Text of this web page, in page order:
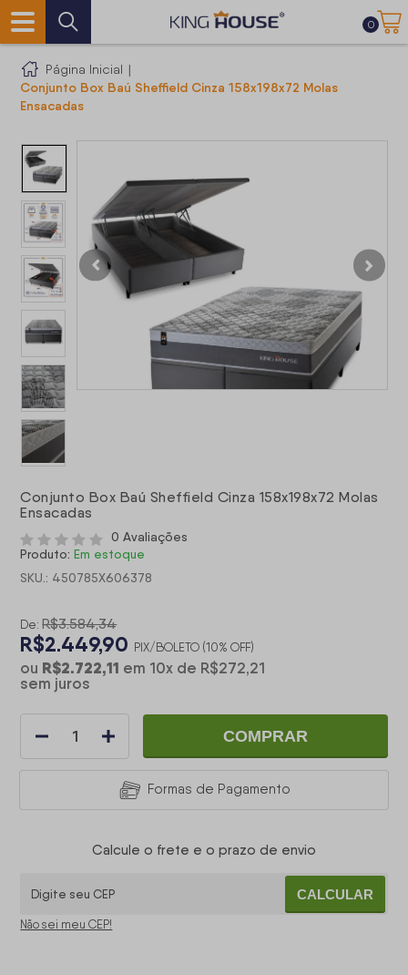
0
Página Inicial |
Conjunto Box Baú Sheffield Cinza 158x198x72 Molas
Ensacadas
Conjunto Box Baú Sheffield Cinza 158x198x72 Molas
Ensacadas
0 Avaliações
Produto: Em estoque
SKU.: 450785X606378
De: R$3.584,34
R$2.449,90 PIX/BOLETO (10% OFF)
ou R$2.722,11 em 10x de R$272,21
sem juros
COMPRAR
Formas de Pagamento
Calcule o frete e o prazo de envio
CALCULAR
Não sei meu CEP!